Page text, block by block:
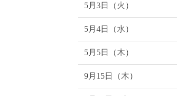
5月3日（ 火 ）
5月4日（水）
5月5日（木）
9月15日（木）